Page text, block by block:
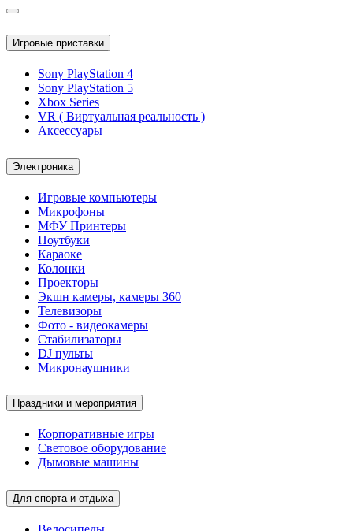
Игровые приставки
Sony PlayStation 4
Sony PlayStation 5
Xbox Series
VR ( Виртуальная реальность )
Аксессуары
Электроника
Игровые компьютеры
Микрофоны
МФУ Принтеры
Ноутбуки
Караоке
Колонки
Проекторы
Экшн камеры, камеры 360
Телевизоры
Фото - видеокамеры
Стабилизаторы
DJ пульты
Микронаушники
Праздники и мероприятия
Корпоративные игры
Световое оборудование
Дымовые машины
Для спорта и отдыха